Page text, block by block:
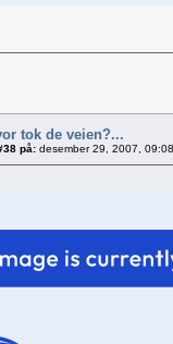
tok de veien?...
på: desember 29, 2007,